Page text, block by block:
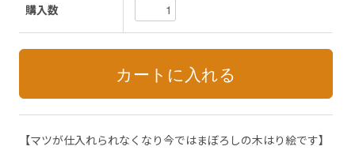
購入数
【マツが仕入れられなくなり今ではまぼろしの木はり絵です】